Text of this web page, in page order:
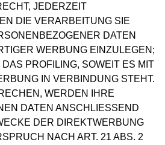
JEDERZEIT
DIE VERARBEITUNG SIE
DATEN
WERBUNG EINZULEGEN;
PROFILING, SOWEIT ES MIT
IN VERBINDUNG STEHT.
WERDEN IHRE
DATEN ANSCHLIESSEND
DER DIREKTWERBUNG
NACH ART. 21 ABS. 2